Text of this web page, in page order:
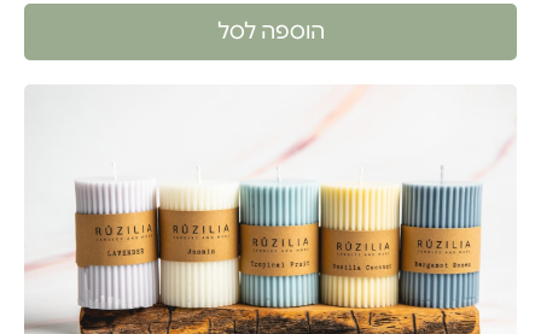
הוספה לסל